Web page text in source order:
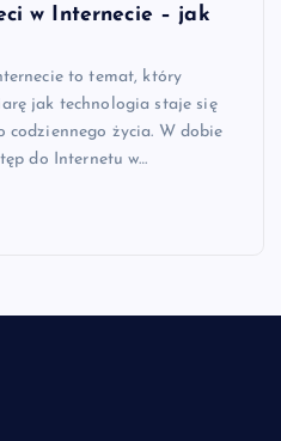
w Internecie – jak
to temat, który
jak technologia staje się
codziennego życia. W dobie
do Internetu w…